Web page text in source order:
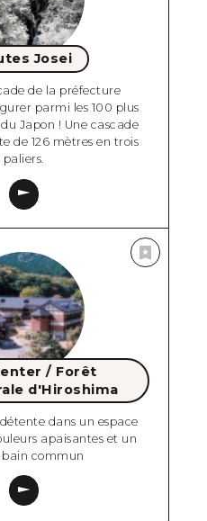
Josei
de la préfecture
parmi les 100 plus
Japon ! Une cascade
de 126 mètres en trois
paliers.
/ Forêt
d'Hiroshima
dans un espace
apaisantes et un
commun